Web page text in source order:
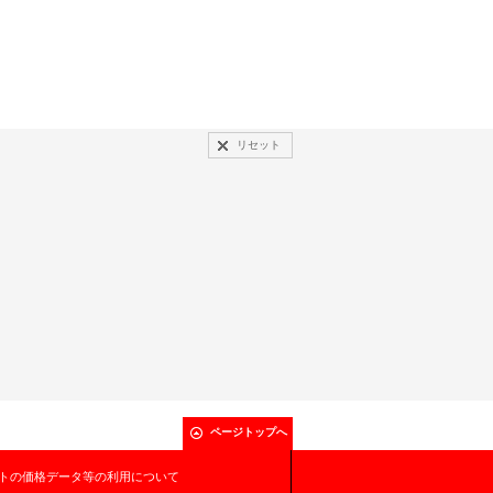
リセット
ページトップへ
の価格データ等の利用について